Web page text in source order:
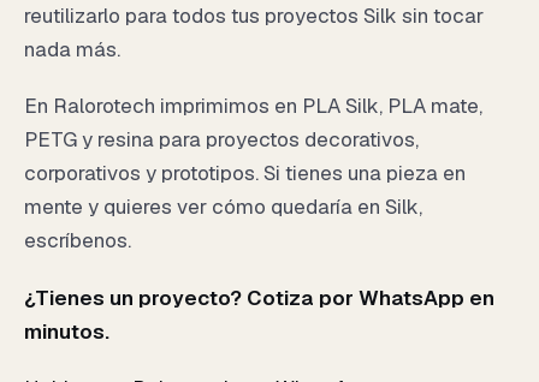
reutilizarlo para todos tus proyectos Silk sin tocar
nada más.
En Ralorotech imprimimos en PLA Silk, PLA mate,
PETG y resina para proyectos decorativos,
corporativos y prototipos. Si tienes una pieza en
mente y quieres ver cómo quedaría en Silk,
escríbenos.
¿Tienes un proyecto? Cotiza por WhatsApp en
minutos.